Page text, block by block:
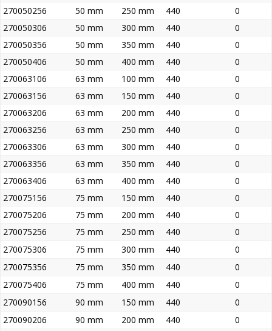
270050256
50 mm 250 mm 440
0
270050306
50 mm 300 mm 440
0
270050356
50 mm 350 mm 440
0
270050406
50 mm 400 mm 440
0
270063106
63 mm 100 mm 440
0
270063156
63 mm 150 mm 440
0
270063206
63 mm 200 mm 440
0
270063256
63 mm 250 mm 440
0
270063306
63 mm 300 mm 440
0
270063356
63 mm 350 mm 440
0
270063406
63 mm 400 mm 440
0
270075156
75 mm 150 mm 440
0
270075206
75 mm 200 mm 440
0
270075256
75 mm 250 mm 440
0
270075306
75 mm 300 mm 440
0
270075356
75 mm 350 mm 440
0
270075406
75 mm 400 mm 440
0
270090156
90 mm 150 mm 440
0
270090206
90 mm 200 mm 440
0